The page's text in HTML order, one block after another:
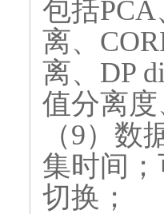
包括PCA
离、
离、DP
值分离度
（9）
集时间
切换；